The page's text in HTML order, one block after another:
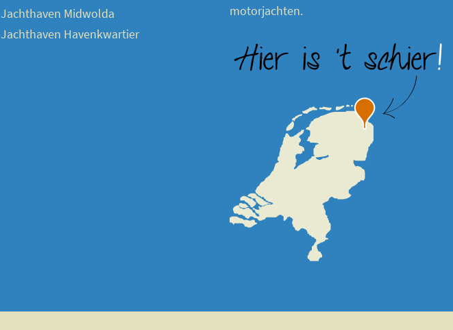
Jachthaven Midwolda
Jachthaven Havenkwartier
motorjachten.